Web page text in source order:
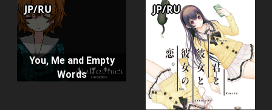
You, Me and Empty
Words
JP/RU JP/RU